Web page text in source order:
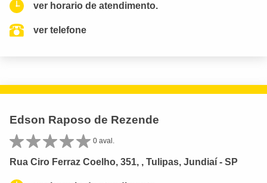
ver horario de atendimento.
ver telefone
Edson Raposo de Rezende
0 aval.
Rua Ciro Ferraz Coelho, 351, , Tulipas, Jundiaí - SP